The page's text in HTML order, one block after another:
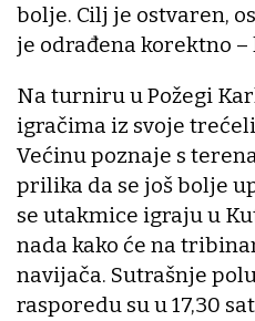
bolje. Cilj je ostvaren,
je odrađena korektno –
Na turniru u Požegi
igračima iz svoje
Većinu poznaje s
prilika da se još bolje
se utakmice igraju u
nada kako će na
navijača. Sutrašnje
rasporedu su u 17,30